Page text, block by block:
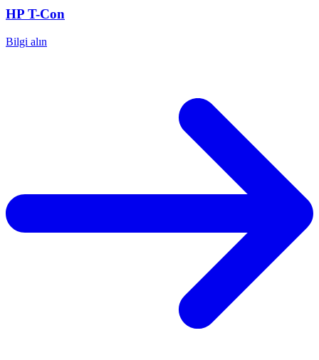
HP T-Con
Bilgi alın